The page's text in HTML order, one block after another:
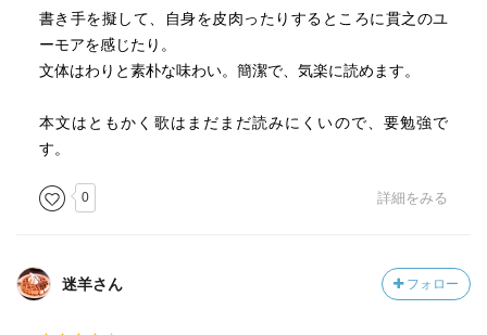
書き手を擬して、自身を皮肉ったりするところに貫之のユ
ーモアを感じたり。
文体はわりと素朴な味わい。簡潔で、気楽に読めます。
本文はともかく歌はまだまだ読みにくいので、要勉強で
す。
0 詳細をみる
迷羊さん フォロー